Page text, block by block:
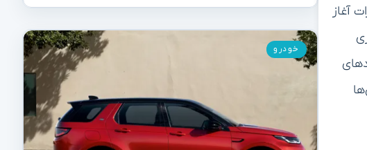
خودرو
آغاز